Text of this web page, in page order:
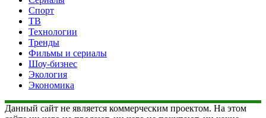
Спорт
ТВ
Технологии
Тренды
Фильмы и сериалы
Шоу-бизнес
Экология
Экономика
Данный сайт не является коммерческим проектом. На этом